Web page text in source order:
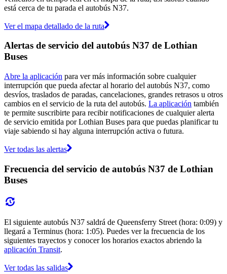
está cerca de tu parada el autobús N37.
Ver el mapa detallado de la ruta
Alertas de servicio del autobús N37 de Lothian
Buses
Abre la aplicación para ver más información sobre cualquier
interrupción que pueda afectar al horario del autobús N37, como
desvíos, traslados de paradas, cancelaciones, grandes retrasos u otros
cambios en el servicio de la ruta del autobús. La aplicación también
te permite suscribirte para recibir notificaciones de cualquier alerta
de servicio emitida por Lothian Buses para que puedas planificar tu
viaje sabiendo si hay alguna interrupción activa o futura.
Ver todas las alertas
Frecuencia del servicio de autobús N37 de Lothian
Buses
El siguiente autobús N37 saldrá de Queensferry Street (hora: 0:09) y
llegará a Terminus (hora: 1:05). Puedes ver la frecuencia de los
siguientes trayectos y conocer los horarios exactos abriendo la
aplicación Transit.
Ver todas las salidas